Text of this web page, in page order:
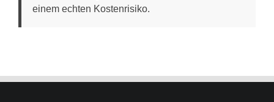
einem echten Kostenrisiko.